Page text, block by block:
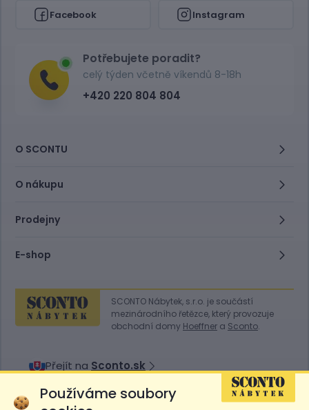
Facebook Instagram
Potřebujete poradit?
celý týden včetně víkendů 8-18h
+420 220 804 804
O SCONTU
O nákupu
Prodejny
E-shop
SCONTO Nábytek, s.r.o. je součástí
mezinárodního řetězce, který provozuje
obchodní domy Hoeffner a Sconto.
Přejít na Sconto.sk
Používáme soubory